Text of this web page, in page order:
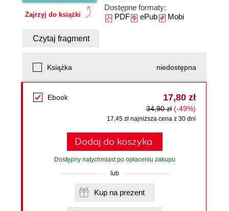
Zajrzyj do książki
Dostępne formaty:
PDFePubMobi
Czytaj fragment
Książka niedostępna
Ebook 17,80 zł
34,90 zł (-49%)
17,45 zł najniższa cena z 30 dni
Dodaj do koszyka
Dostępny natychmiast po opłaceniu zakupu
lub
Kup na prezent